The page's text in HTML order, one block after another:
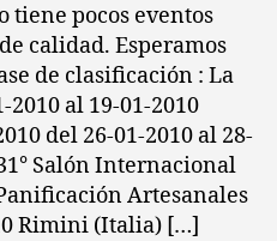
de
Enero
de
2010
tiene pocos eventos
calidad. Esperamos
de clasificación : La
2010 al 19-01-2010
del 26-01-2010 al 28-
Salón Internacional
Artesanales
Rimini (Italia) […]